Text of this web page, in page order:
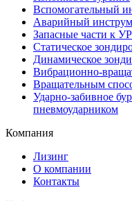
Вспомогательный
Аварийный
Запасные части к
Статическое
Динамическое
Вибрационно-
Вращательным
Ударно-забивное
пневмоударником
Компания
Лизинг
О компании
Контакты